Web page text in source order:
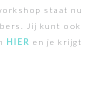
staat nu
Jij kunt ook
HIER en je krijgt